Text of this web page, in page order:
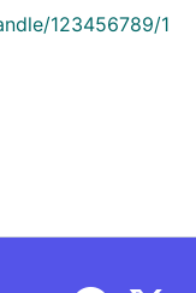
123456789/1